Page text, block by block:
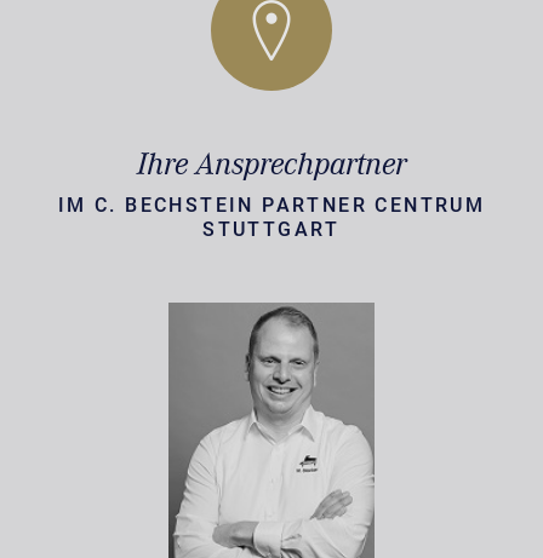
Ihre Ansprechpartner
IM C. BECHSTEIN PARTNER CENTRUM
STUTTGART